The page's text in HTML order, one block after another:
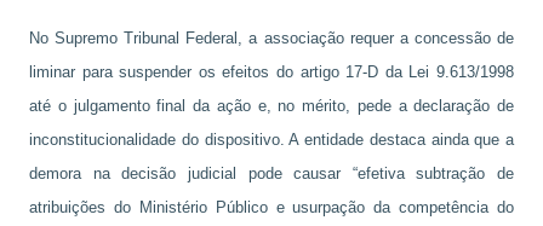
No Supremo Tribunal Federal, a associação requer a concessão de
liminar para suspender os efeitos do artigo 17-D da Lei 9.613/1998
até o julgamento final da ação e, no mérito, pede a declaração de
inconstitucionalidade do dispositivo. A entidade destaca ainda que a
demora na decisão judicial pode causar “efetiva subtração de
atribuições do Ministério Público e usurpação da competência do